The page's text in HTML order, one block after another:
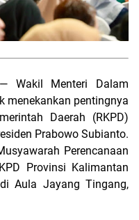
— Wakil Menteri Dalam
menekankan pentingnya
Daerah (RKPD)
Prabowo Subianto.
Perencanaan
Provinsi Kalimantan
Aula Jayang Tingang,